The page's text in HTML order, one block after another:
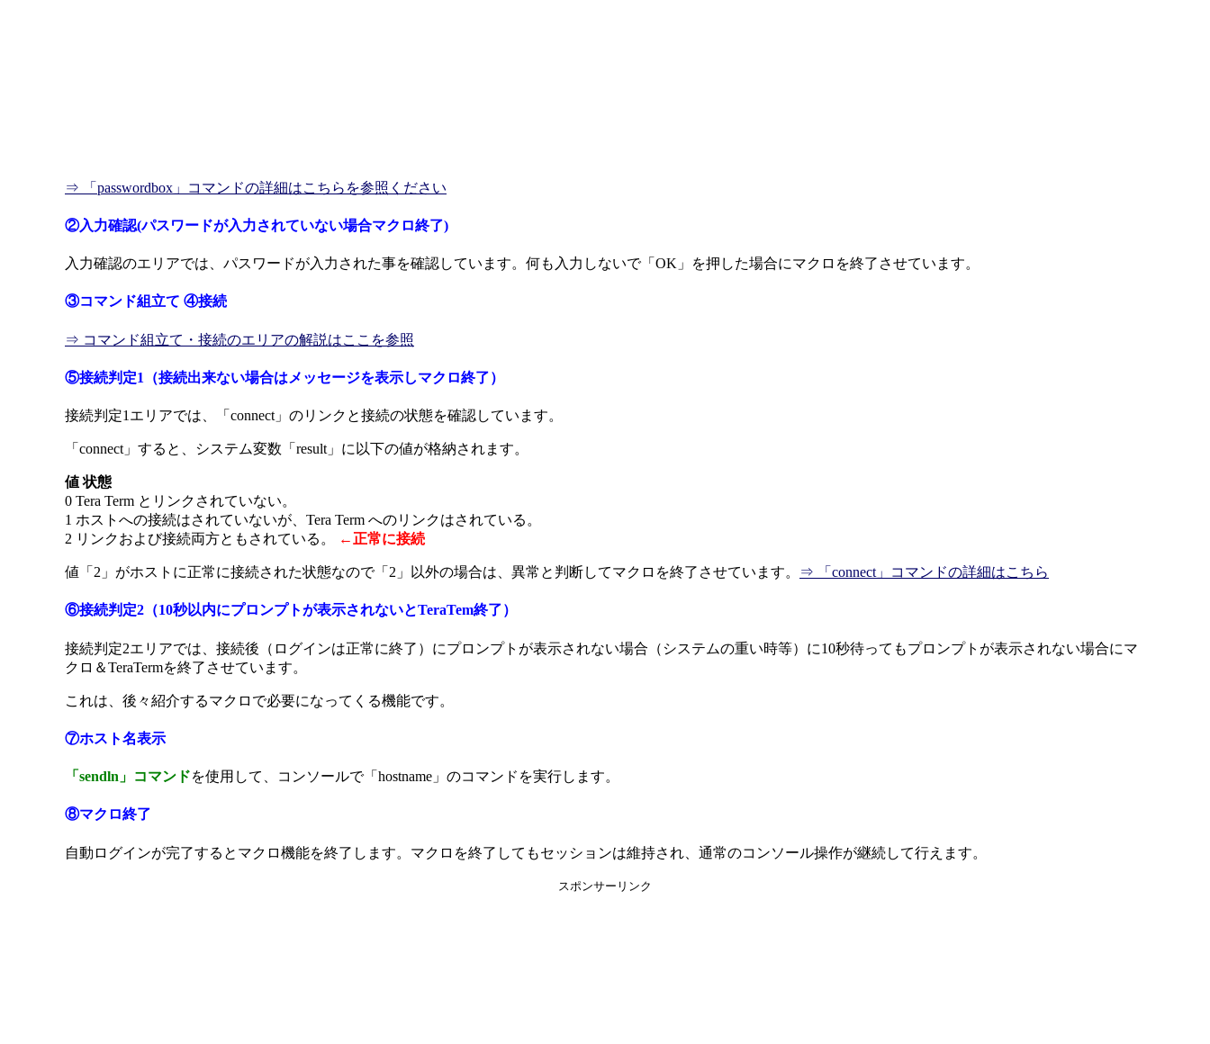
⇒ 「passwordbox」コマンドの詳細はこちらを参照ください
②入力確認(パスワードが入力されていない場合マクロ終了)
入力確認のエリアでは、パスワードが入力された事を確認しています。何も入力しないで「OK」を押した場合にマクロを終了させています。
③コマンド組立て ④接続
⇒ コマンド組立て・接続のエリアの解説はここを参照
⑤接続判定1（接続出来ない場合はメッセージを表示しマクロ終了）
接続判定1エリアでは、「connect」のリンクと接続の状態を確認しています。
「connect」すると、システム変数「result」に以下の値が格納されます。
値 状態
0 Tera Term とリンクされていない。
1 ホストへの接続はされていないが、Tera Term へのリンクはされている。
2 リンクおよび接続両方ともされている。
←正常に接続
値「2」がホストに正常に接続された状態なので「2」以外の場合は、異常と判断してマクロを終了させています。 ⇒ 「connect」コマンドの詳細はこちら
⑥接続判定2（10秒以内にプロンプトが表示されないとTeraTem終了）
接続判定2エリアでは、接続後（ログインは正常に終了）にプロンプトが表示されない場合（システムの重い時等）に10秒待ってもプロンプトが表示されない場合にマ
クロ＆TeraTermを終了させています。
これは、後々紹介するマクロで必要になってくる機能です。
⑦ホスト名表示
「sendln」コマンドを使用して、コンソールで「hostname」のコマンドを実行します。
⑧マクロ終了
自動ログインが完了するとマクロ機能を終了します。マクロを終了してもセッションは維持され、通常のコンソール操作が継続して行えます。
スポンサーリンク